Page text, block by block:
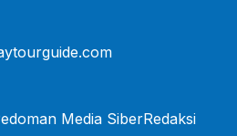
Media SiberRedaksi